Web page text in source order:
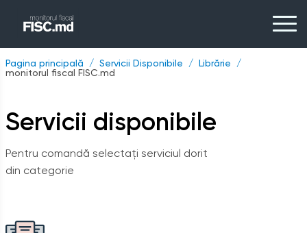
Pagina principală Servicii Disponibile
Librărie
monitorul fiscal FISC.md
Servicii disponibile
Pentru comandă selectați serviciul dorit
din categorie